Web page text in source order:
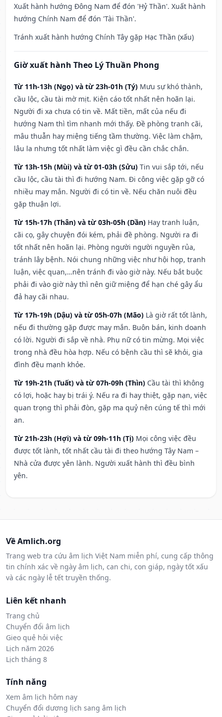
Xuất hành hướng Đông Nam để đón 'Hỷ Thần'. Xuất hành
hướng Chính Nam để đón 'Tài Thần'.
Tránh xuất hành hướng Chính Tây gặp Hạc Thần (xấu)
Giờ xuất hành Theo Lý Thuần Phong
Từ 11h-13h (Ngọ) và từ 23h-01h (Tý) Mưu sự khó thành,
cầu lộc, cầu tài mờ mịt. Kiện cáo tốt nhất nên hoãn lại.
Người đi xa chưa có tin về. Mất tiền, mất của nếu đi
hướng Nam thì tìm nhanh mới thấy. Đề phòng tranh cãi,
mâu thuẫn hay miệng tiếng tầm thường. Việc làm chậm,
lâu la nhưng tốt nhất làm việc gì đều cần chắc chắn.
Từ 13h-15h (Mùi) và từ 01-03h (Sửu) Tin vui sắp tới, nếu
cầu lộc, cầu tài thì đi hướng Nam. Đi công việc gặp gỡ có
nhiều may mắn. Người đi có tin về. Nếu chăn nuôi đều
gặp thuận lợi.
Từ 15h-17h (Thân) và từ 03h-05h (Dần) Hay tranh luận,
cãi cọ, gây chuyện đói kém, phải đề phòng. Người ra đi
tốt nhất nên hoãn lại. Phòng người người nguyền rủa,
tránh lây bệnh. Nói chung những việc như hội họp, tranh
luận, việc quan,…nên tránh đi vào giờ này. Nếu bắt buộc
phải đi vào giờ này thì nên giữ miệng để hạn ché gây ẩu
đả hay cãi nhau.
Từ 17h-19h (Dậu) và từ 05h-07h (Mão) Là giờ rất tốt lành,
nếu đi thường gặp được may mắn. Buôn bán, kinh doanh
có lời. Người đi sắp về nhà. Phụ nữ có tin mừng. Mọi việc
trong nhà đều hòa hợp. Nếu có bệnh cầu thì sẽ khỏi, gia
đình đều mạnh khỏe.
Từ 19h-21h (Tuất) và từ 07h-09h (Thìn) Cầu tài thì không
có lợi, hoặc hay bị trái ý. Nếu ra đi hay thiệt, gặp nạn, việc
quan trọng thì phải đòn, gặp ma quỷ nên cúng tế thì mới
an.
Từ 21h-23h (Hợi) và từ 09h-11h (Tị) Mọi công việc đều
được tốt lành, tốt nhất cầu tài đi theo hướng Tây Nam –
Nhà cửa được yên lành. Người xuất hành thì đều bình
yên.
Về Amlich.org
Trang web tra cứu âm lịch Việt Nam miễn phí, cung cấp thông
tin chính xác về ngày âm lịch, can chi, con giáp, ngày tốt xấu
và các ngày lễ tết truyền thống.
Liên kết nhanh
Trang chủ
Chuyển đổi âm lịch
Gieo quẻ hỏi việc
Lịch năm 2026
Lịch tháng 8
Tính năng
Xem âm lịch hôm nay
Chuyển đổi dương lịch sang âm lịch